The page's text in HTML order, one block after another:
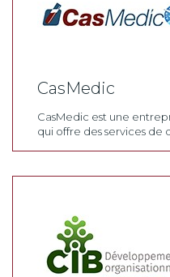
CasMedic
CasMedic est une
qui offre des services de